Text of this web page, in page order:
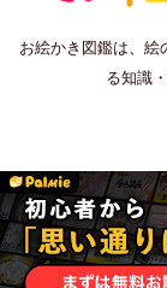
お絵かき図鑑は、絵
る知識